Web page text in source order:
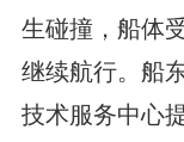
生碰撞，船体
继续航行。船
技术服务中心